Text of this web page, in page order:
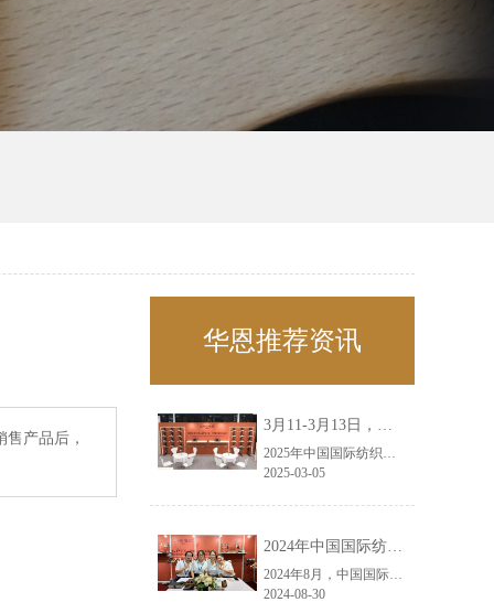
产品后，
华恩推荐资讯
3月11-3月13日，华恩诚邀您共赴上海面辅料春夏展——华恩
2025年中国国际纺织面料及辅料（春夏）博览会即将盛大开启！感谢您对华恩品牌的关注！3.11-3.13，杭州华恩（LEMONLEE）诚邀您共赴这场春日的宴会！
2025-03-05
2024年中国国际纺织面料及辅料（秋冬）博览会完美收官！——华恩
2024年8月，中国国际纺织面料及辅料（秋冬）博览会完美收官！作为一家拥有30年历史的专业衣架制造商，我们非常荣幸能够参与这一盛会，并在此期间与众多客户进行了广泛而深入的交流。
2024-08-30